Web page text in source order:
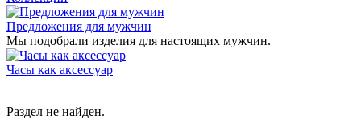
Предложения для мужчин
Мы подобрали изделия для настоящих мужчин.
Часы как аксессуар
Раздел не найден.